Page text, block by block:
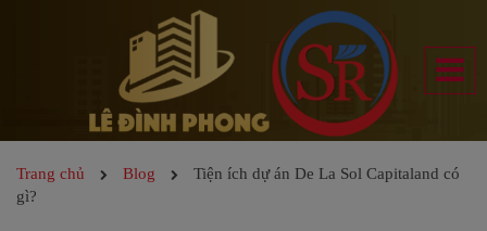
Trang chủ Blog
Tiện ích dự án De La Sol Capitaland có
gì?